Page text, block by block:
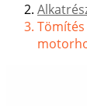
Tömítés